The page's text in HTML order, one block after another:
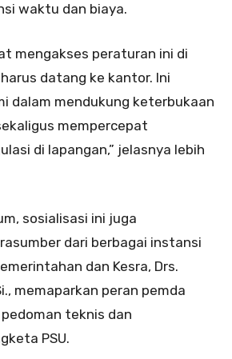
waktu dan biaya.
mengakses peraturan ini di
datang ke kantor. Ini
dalam mendukung keterbukaan
mempercepat
di lapangan,” jelasnya lebih
sosialisasi ini juga
dari berbagai instansi
dan Kesra, Drs.
memaparkan peran pemda
teknis dan
PSU.